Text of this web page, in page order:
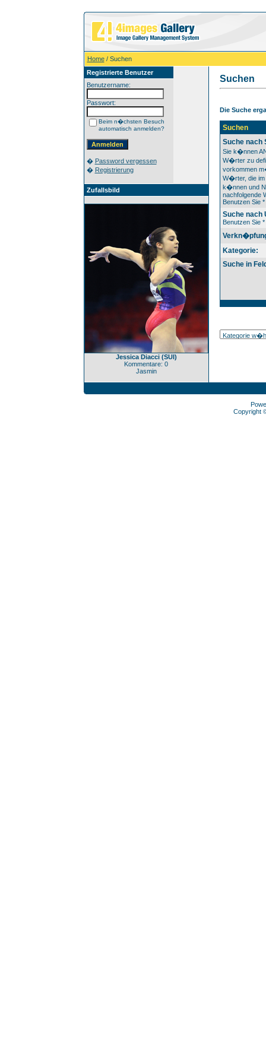
Home/ Suchen
Registrierte Benutzer
Benutzername:
Passwort:
Beim n�chsten Besuch
automatisch anmelden?
� Password vergessen
� Registrierung
Zufallsbild
Jessica Diacci (SUI)
Kommentare: 0
Jasmin
Suchen
Die Suche
Suchen
Suche
Sie k�nnen
W�rter zu
vorkommen
W�rter, die im
k�nnen und
nachfolgende
Benutzen Sie
Suche nach
Benutzen Sie
Kategorie:
Suche in
Copyright